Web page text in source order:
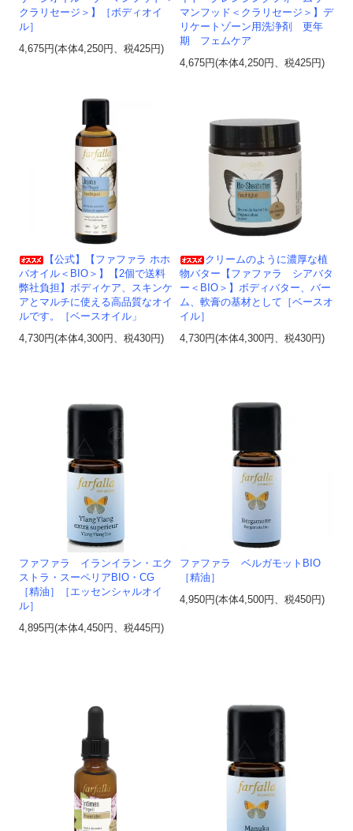
クラリセージ＞】［ボディオイ
ル］
4,675円(本体4,250円、税425円)
マンフッド＜クラリセージ＞】デ
リケートゾーン用洗浄剤 更年
期 フェムケア
4,675円(本体4,250円、税425円)
【公式】【ファファラ ホホ
バオイル＜BIO＞】【2個で送料
弊社負担】ボディケア、スキンケ
アとマルチに使える高品質なオイ
ルです。［ベースオイル」
4,730円(本体4,300円、税430円)
クリームのように濃厚な植
物バター【ファファラ シアバタ
ー＜BIO＞】ボディバター、バー
ム、軟膏の基材として［ベースオ
イル］
4,730円(本体4,300円、税430円)
ファファラ イランイラン・エク
ストラ・スーペリアBIO・CG
［精油］［エッセンシャルオイ
ル］
4,895円(本体4,450円、税445円)
ファファラ ベルガモットBIO
［精油］
4,950円(本体4,500円、税450円)